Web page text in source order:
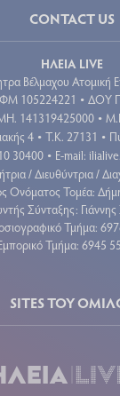
CONTACT US
ΗΛΕΙΑ LIVE
Βέλμαχου Ατομική
105224221 • ΔΟΥ
141319425000 •
4 • Τ.Κ. 27131 •
30400 • E-mail:
/ Διευθύντρια /
Ονόματος Τομέα:
Σύνταξης:
Τμήμα:
Τμήμα: 6945
SITES ΤΟΥ